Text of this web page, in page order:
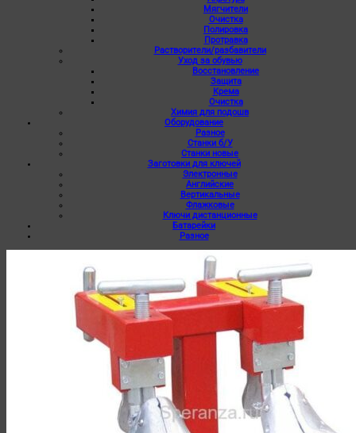
Мягчители
Очистка
Полировка
Протравка
Растворители/разбавители
Уход за обувью
Восстановление
Защита
Крема
Очистка
Химия для подошв
Оборудование
Разное
Станки б/У
Станки новые
Заготовки для ключей
Электронные
Английские
Вертикальные
Флажковые
Ключи дистанционные
Батарейки
Разное